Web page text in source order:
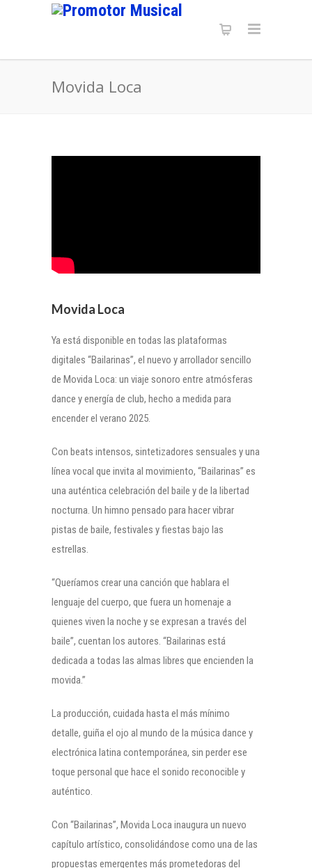
Movida Loca
Movida Loca
Ya está disponible en todas las plataformas
digitales “Bailarinas”, el nuevo y arrollador sencillo
de Movida Loca: un viaje sonoro entre atmósferas
dance y energía de club, hecho a medida para
encender el verano 2025.
Con beats intensos, sintetizadores sensuales y una
línea vocal que invita al movimiento, “Bailarinas” es
una auténtica celebración del baile y de la libertad
nocturna. Un himno pensado para hacer vibrar
pistas de baile, festivales y fiestas bajo las
estrellas.
“Queríamos crear una canción que hablara el
lenguaje del cuerpo, que fuera un homenaje a
quienes viven la noche y se expresan a través del
baile”, cuentan los autores. “Bailarinas está
dedicada a todas las almas libres que encienden la
movida.”
La producción, cuidada hasta el más mínimo
detalle, guiña el ojo al mundo de la música dance y
electrónica latina contemporánea, sin perder ese
toque personal que hace el sonido reconocible y
auténtico.
Con “Bailarinas”, Movida Loca inaugura un nuevo
capítulo artístico, consolidándose como una de las
propuestas emergentes más prometedoras del